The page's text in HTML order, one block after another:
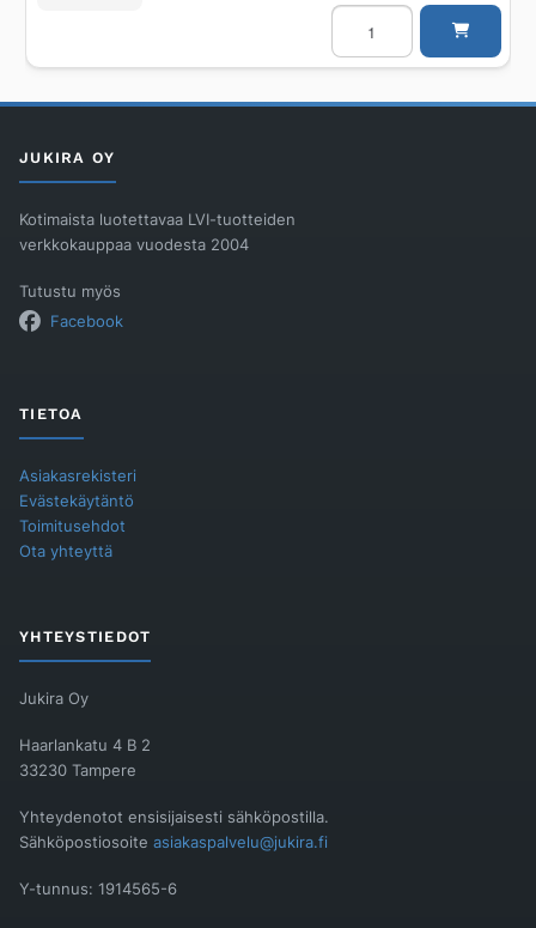
Ritilä
Unidrain
1200mm
Classic
määrä
JUKIRA OY
Kotimaista luotettavaa LVI-tuotteiden
verkkokauppaa vuodesta 2004
Tutustu myös
Facebook
TIETOA
Asiakasrekisteri
Evästekäytäntö
Toimitusehdot
Ota yhteyttä
YHTEYSTIEDOT
Jukira Oy
Haarlankatu 4 B 2
33230 Tampere
Yhteydenotot ensisijaisesti sähköpostilla.
Sähköpostiosoite asiakaspalvelu@jukira.fi
Y-tunnus: 1914565-6